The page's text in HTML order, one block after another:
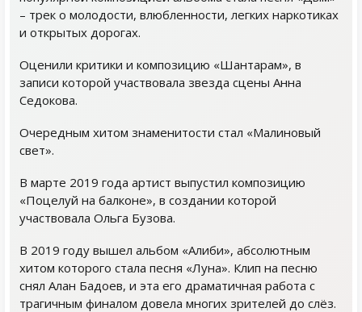
– трек о молодости, влюбленности, легких наркотиках
и открытых дорогах.
Оценили критики и композицию «Шантарам», в
записи которой участвовала звезда сцены Анна
Седокова.
Очередным хитом знаменитости стал «Малиновый
свет».
В марте 2019 года артист выпустил композицию
«Поцелуй на балконе», в создании которой
участвовала Ольга Бузова.
В 2019 году вышел альбом «Алиби», абсолютным
хитом которого стала песня «Луна». Клип на песню
снял Алан Бадоев, и эта его драматичная работа с
трагичным финалом довела многих зрителей до слёз.